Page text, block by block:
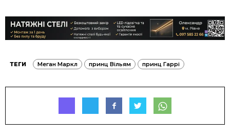
ТЕГИ Меган Маркл принц Вільям принц Гаррі